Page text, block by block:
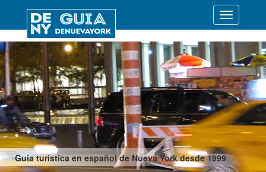
Guía turística en español de Nueva York desde 1999
Desplegar